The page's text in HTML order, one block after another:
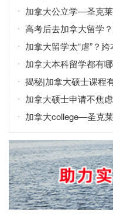
加拿大公立学—圣克
高考后去加拿大留学
加拿大留学太“虐”？跨
加拿大本科留学都有
揭秘|加拿大硕士课程
加拿大硕士申请不焦
加拿大college—圣克